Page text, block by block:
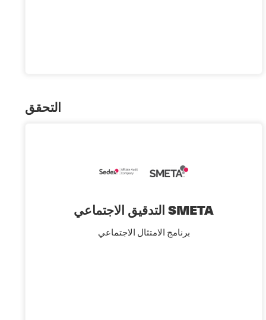
التحقق
التدقيق الاجتماعي SMETA
برنامج الامتثال الاجتماعي